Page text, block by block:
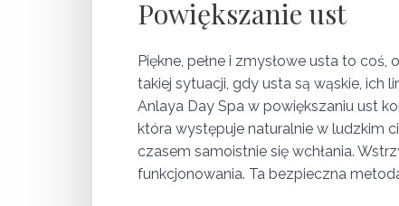
Powiększanie ust
Piękne, pełne i zmysłowe usta to
takiej sytuacji, gdy usta są wąskie,
Anlaya Day Spa w powiększaniu ust
która występuje naturalnie w ludzkim
czasem samoistnie się wchłania.
funkcjonowania. Ta bezpieczna